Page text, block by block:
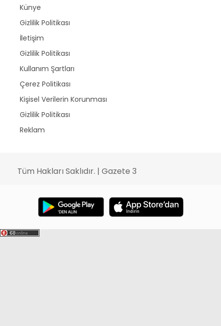
Künye
Gizlilik Politikası
İletişim
Gizlilik Politikası
Kullanım Şartları
Çerez Politikası
Kişisel Verilerin Korunması
Gizlilik Politikası
Reklam
Tüm Hakları Saklıdır. | Gazete 3